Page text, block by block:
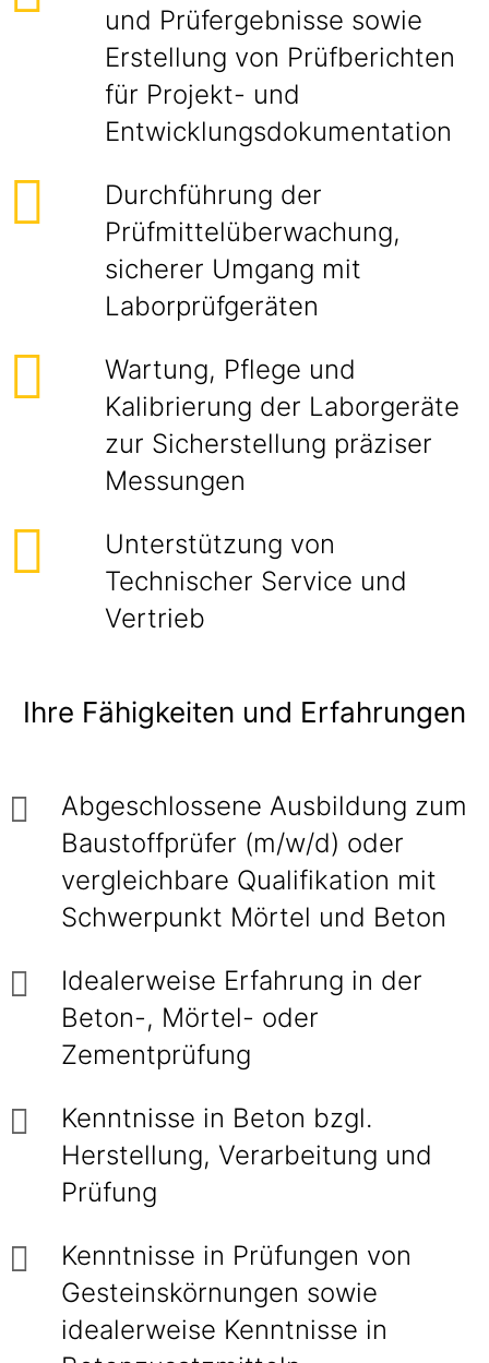
und Prüfergebnisse sowie
Erstellung von Prüfberichten
für Projekt- und
Entwicklungsdokumentation
Durchführung der
Prüfmittelüberwachung,
sicherer Umgang mit
Laborprüfgeräten
Wartung, Pflege und
Kalibrierung der Laborgeräte
zur Sicherstellung präziser
Messungen
Unterstützung von
Technischer Service und
Vertrieb
Ihre Fähigkeiten und Erfahrungen
Abgeschlossene Ausbildung zum
Baustoffprüfer (m/w/d) oder
vergleichbare Qualifikation mit
Schwerpunkt Mörtel und Beton
Idealerweise Erfahrung in der
Beton-, Mörtel- oder
Zementprüfung
Kenntnisse in Beton bzgl.
Herstellung, Verarbeitung und
Prüfung
Kenntnisse in Prüfungen von
Gesteinskörnungen sowie
idealerweise Kenntnisse in